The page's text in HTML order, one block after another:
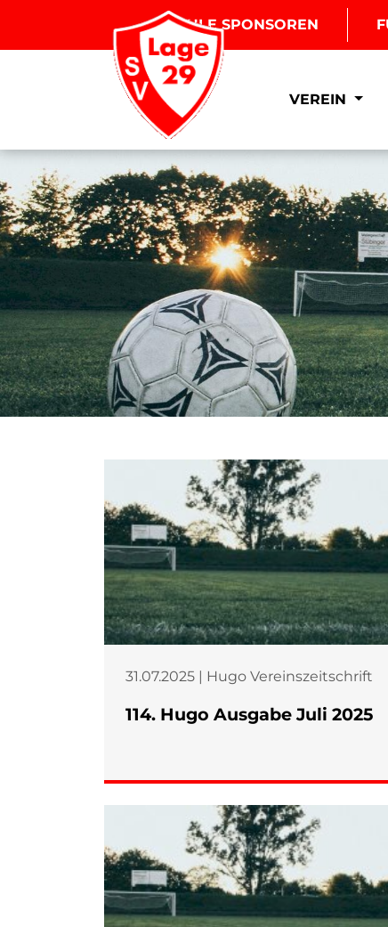
BOULE SPONSOREN
VEREIN
31.07.2025 | Hugo Vereinszeitschrift
114. Hugo Ausgabe Juli 2025